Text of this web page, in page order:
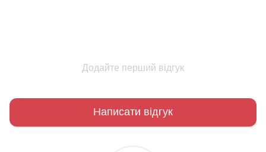
Додайте перший відгук
Написати відгук